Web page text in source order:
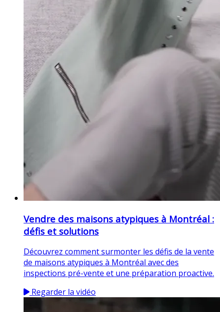
Vendre des maisons atypiques à Montréal :
défis et solutions
Découvrez comment surmonter les défis de la vente
de maisons atypiques à Montréal avec des
inspections pré-vente et une préparation proactive.
Regarder la vidéo